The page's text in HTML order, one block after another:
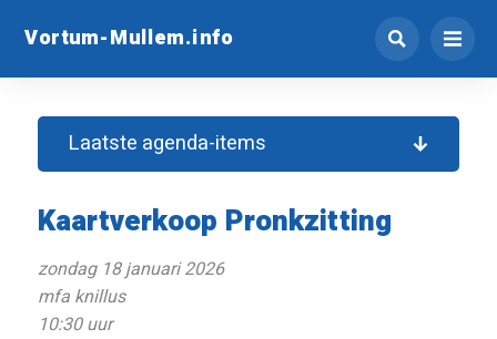
Vortum-Mullem.info
Kaartverkoop Pronkzitting
zondag 18 januari 2026
mfa knillus
10:30 uur
Laatste agenda-items